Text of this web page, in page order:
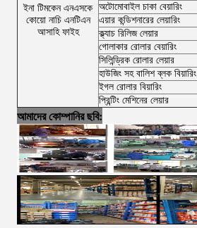
ইনা টিমকেন এনএসকে
কোয়ো নাচি এনটিএন
আসাহি ফাইহ
অটোমোবাইল চাকা বেয়ারিং
এয়ার কন্ডিশনারের লেয়ারিং
ক্ল্যাচ রিলিজ লেয়ার
গোলাকার রোলার বেয়ারিং
সিলিন্ড্রিক রোলার লেয়ার
হাউজিং সহ বালিশ ব্লক বিয়ারিং
ইগল রোলার বিয়ারিং
প্রিন্টিং মেশিনের লেয়ার
আমাদের কোম্পানির ছবি: